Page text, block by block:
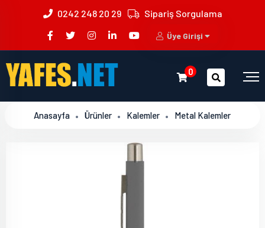
0242 248 20 29 Sipariş Sorgulama
Üye Girişi
0
Anasayfa Ürünler Kalemler Metal Kalemler